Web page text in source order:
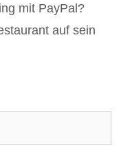
mit PayPal?
auf sein